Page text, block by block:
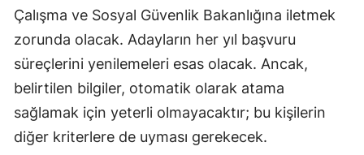
Çalışma ve Sosyal Güvenlik Bakanlığına iletmek
zorunda olacak. Adayların her yıl başvuru
süreçlerini yenilemeleri esas olacak. Ancak,
belirtilen bilgiler, otomatik olarak atama
sağlamak için yeterli olmayacaktır; bu kişilerin
diğer kriterlere de uyması gerekecek.